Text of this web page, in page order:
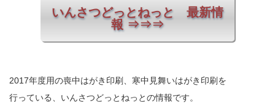
いんさつどっとねっと 最新情
報 ⇒⇒⇒
2017年度用の喪中はがき印刷、寒中見舞いはがき印刷を
行っている、いんさつどっとねっとの情報です。